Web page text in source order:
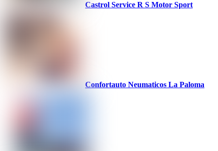
Castrol Service R S Motor Sport
Confortauto Neumaticos La Paloma